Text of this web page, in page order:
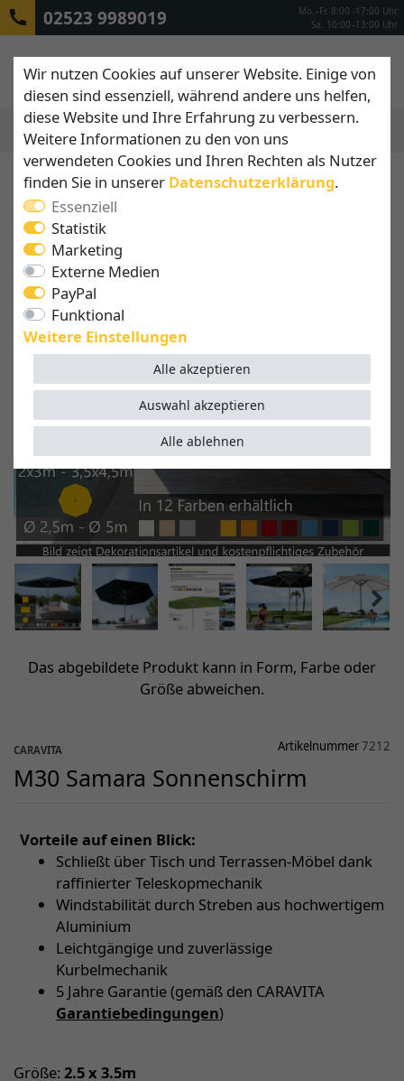
02523 9989019
Mo.–Fr. 8:00 -17:00 Uhr
Sa. 10:00–13:00 Uhr
Das abgebildete Produkt kann in Form, Farbe oder
Größe abweichen.
CARAVITA Artikelnummer7212
M30 Samara Sonnenschirm
Vorteile auf einen Blick:
Schließt über Tisch und Terrassen-Möbel dank
raffinierter Teleskopmechanik
Windstabilität durch Streben aus hochwertigem
Aluminium
Leichtgängige und zuverlässige
Kurbelmechanik
5 Jahre Garantie (gemäß den CARAVITA
Garantiebedingungen)
Größe: 2.5 x 3.5m
Wir nutzen Cookies auf unserer Website. Einige von
diesen sind essenziell, während andere uns helfen,
diese Website und Ihre Erfahrung zu verbessern.
Weitere Informationen zu den von uns
verwendeten Cookies und Ihren Rechten als Nutzer
finden Sie in unserer Daten­schutz­erklärung.
Essenziell
Statistik
Marketing
Externe Medien
PayPal
Funktional
Weitere Einstellungen
Alle akzeptieren
Alle ablehnen
Auswahl akzeptieren